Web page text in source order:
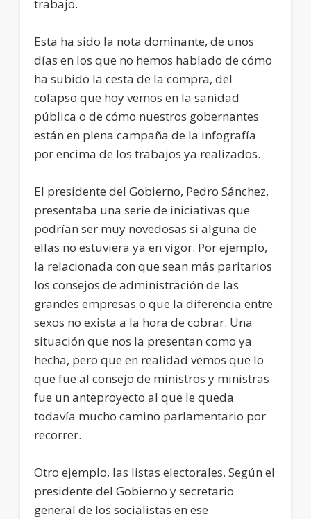
trabajo.
Esta ha sido la nota dominante, de unos
días en los que no hemos hablado de cómo
ha subido la cesta de la compra, del
colapso que hoy vemos en la sanidad
pública o de cómo nuestros gobernantes
están en plena campaña de la infografía
por encima de los trabajos ya realizados.
El presidente del Gobierno, Pedro Sánchez,
presentaba una serie de iniciativas que
podrían ser muy novedosas si alguna de
ellas no estuviera ya en vigor. Por ejemplo,
la relacionada con que sean más paritarios
los consejos de administración de las
grandes empresas o que la diferencia entre
sexos no exista a la hora de cobrar. Una
situación que nos la presentan como ya
hecha, pero que en realidad vemos que lo
que fue al consejo de ministros y ministras
fue un anteproyecto al que le queda
todavía mucho camino parlamentario por
recorrer.
Otro ejemplo, las listas electorales. Según el
presidente del Gobierno y secretario
general de los socialistas en ese